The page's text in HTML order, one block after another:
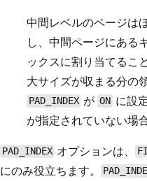
中間レベルのページは
し、中間ページにある
ックスに割り当てるこ
大サイズが収まる分の
PAD_INDEX がONに設
が指定されていない場
PAD_INDEX オプションは、
にのみ役立ちます。